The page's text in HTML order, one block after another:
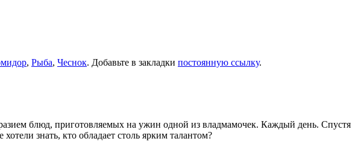
, Рыба, Чеснок. Добавьте в закладки постоянную ссылку.
блюд, приготовляемых на ужин одной из владмамочек. Каждый день. Спустя
знать, кто обладает столь ярким талантом?